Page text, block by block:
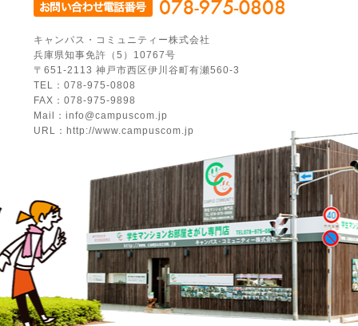
キャンパス・コミュニティー株式会社
兵庫県知事免許（5）10767号
〒651-2113 神戸市西区伊川谷町有瀬560-3
TEL：078-975-0808
FAX：078-975-9898
Mail：info@campuscom.jp
URL：http://www.campuscom.jp